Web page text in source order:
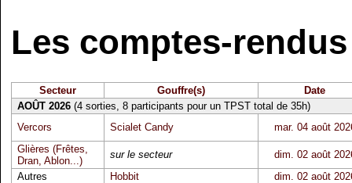
Les comptes-
Secteur Gouffre(s)
Date
AOÛT 2026(4 sorties, 8 participants pour un TPST total de 35h)
Vercors
Scialet Candy
mar. 04 août
Glières (Frêtes,
Dran, Ablon...)
sur le secteur
dim. 02 août
Autres
Hobbit
dim. 02 août